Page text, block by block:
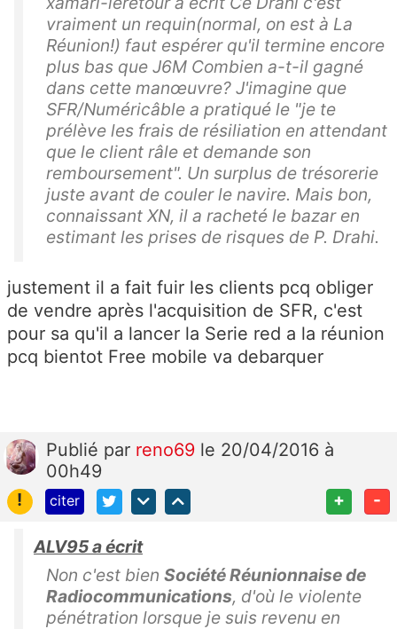
vraiment un requin(normal, on est à La
Réunion!) faut espérer qu'il termine encore
plus bas que J6M Combien a-t-il gagné
dans cette manœuvre? J'imagine que
SFR/Numéricâble a pratiqué le "je te
prélève les frais de résiliation en attendant
que le client râle et demande son
remboursement". Un surplus de trésorerie
juste avant de couler le navire. Mais bon,
connaissant XN, il a racheté le bazar en
estimant les prises de risques de P. Drahi.
justement il a fait fuir les clients pcq obliger
de vendre après l'acquisition de SFR, c'est
pour sa qu'il a lancer la Serie red a la réunion
pcq bientot Free mobile va debarquer
Publié par reno69 le 20/04/2016 à
00h49
!
citer + -
ALV95 a écrit
Non c'est bien Société Réunionnaise de
Radiocommunications, d'où le violente
pénétration lorsque je suis revenu en